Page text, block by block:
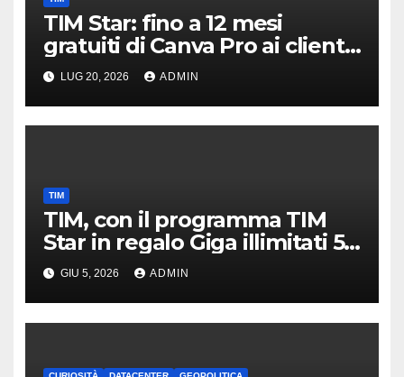
TIM Star: fino a 12 mesi
gratuiti di Canva Pro ai clienti
di linea fissa e mobile
LUG 20, 2026 ADMIN
TIM
TIM, con il programma TIM
Star in regalo Giga illimitati 5G
per 1 mese
GIU 5, 2026 ADMIN